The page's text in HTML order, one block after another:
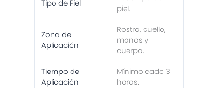
Tipo de Piel
piel.
Zona de
Aplicación
Rostro, cuello,
manos y
cuerpo.
Tiempo de
Aplicación
Mínimo cada 3
horas.